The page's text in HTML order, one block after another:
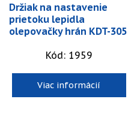
Držiak na nastavenie
prietoku lepidla
olepovačky hrán KDT-305
Kód: 1959
Viac informácií